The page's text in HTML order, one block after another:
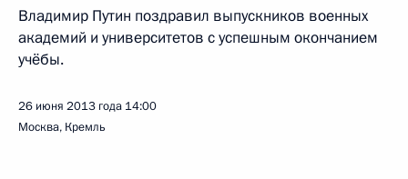
Владимир Путин поздравил выпускников военных
академий и университетов с успешным окончанием
учёбы.
26 июня 2013 года 14:00
Москва, Кремль